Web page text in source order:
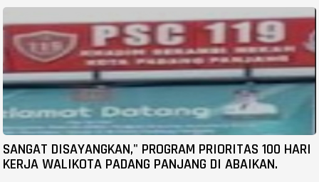
SANGAT DISAYANGKAN," PROGRAM PRIORITAS 100 HARI
KERJA WALIKOTA PADANG PANJANG DI ABAIKAN.